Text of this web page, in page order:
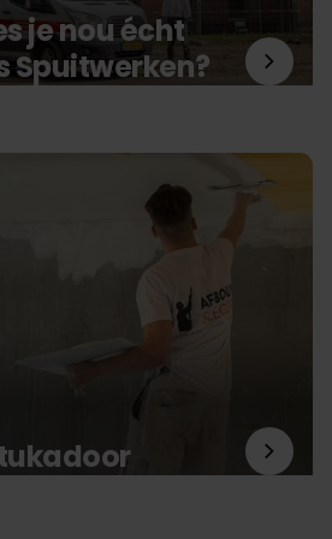
je nou écht
Spuitwerken?